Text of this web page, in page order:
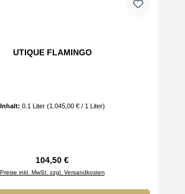
UTIQUE FLAMINGO
Inhalt: 0.1 Liter (1.045,00 € / 1 Liter)
Regulärer Preis:
104,50 €
Preise inkl. MwSt. zzgl. Versandkosten